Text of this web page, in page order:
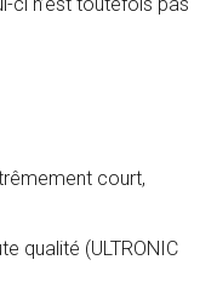
court,
qualité (ULTRONIC